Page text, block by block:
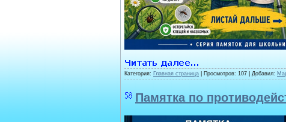
Категория: Главная страница | Просмотров: 107 | Добавил:
Памятка по